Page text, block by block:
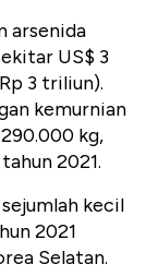
arsenida
US$ 3
3 triliun).
kemurnian
kg,
2021.
kecil
2021
Selatan.